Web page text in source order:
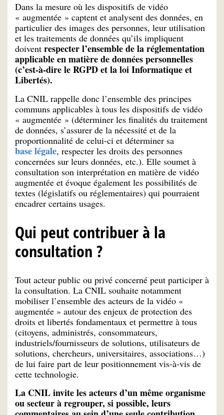
Dans la mesure où les dispositifs de vidéo
« augmentée » captent et analysent des données, en
particulier des images des personnes, leur utilisation
et les traitements de données qu’ils impliquent
doivent respecter l’ensemble de la réglementation
applicable en matière de données personnelles
(c’est-à-dire le RGPD et la loi Informatique et
Libertés).
La CNIL rappelle donc l’ensemble des principes
communs applicables à tous les dispositifs de vidéo
« augmentée » (déterminer les finalités du traitement
de données, s’assurer de la nécessité et de la
proportionnalité de celui-ci et déterminer sa
base légale, respecter les droits des personnes
concernées sur leurs données, etc.). Elle soumet à
consultation son interprétation en matière de vidéo
augmentée et évoque également les possibilités de
textes (législatifs ou réglementaires) qui pourraient
encadrer certains usages.
Qui peut contribuer à la
consultation ?
Tout acteur public ou privé concerné peut participer à
la consultation. La CNIL souhaite notamment
mobiliser l’ensemble des acteurs de la vidéo «
augmentée » autour des enjeux de protection des
droits et libertés fondamentaux et permettre à tous
(citoyens, administrés, consommateurs,
industriels/fournisseurs de solutions, utilisateurs de
solutions, chercheurs, universitaires, associations…)
de lui faire part de leur positionnement vis-à-vis de
cette technologie.
La CNIL invite les acteurs d’un même organisme
ou secteur à regrouper, si possible, leurs